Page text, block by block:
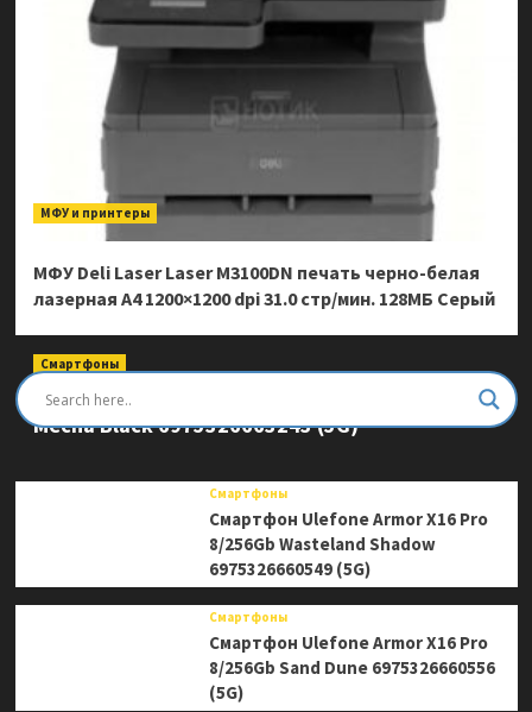
МФУ и принтеры
МФУ Deli Laser Laser M3100DN печать черно-белая
лазерная A4 1200×1200 dpi 31.0 стр/мин. 128МБ Серый
Смартфоны
Смартфон Ulefone Armor Mini 20 Pro 8/256Gb
Mecha Black 6975326663243 (5G)
Смартфоны
Смартфон Ulefone Armor X16 Pro
8/256Gb Wasteland Shadow
6975326660549 (5G)
Смартфоны
Смартфон Ulefone Armor X16 Pro
8/256Gb Sand Dune 6975326660556
(5G)